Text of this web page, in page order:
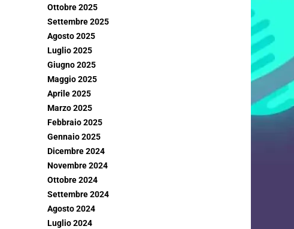
Ottobre 2025
Settembre 2025
Agosto 2025
Luglio 2025
Giugno 2025
Maggio 2025
Aprile 2025
Marzo 2025
Febbraio 2025
Gennaio 2025
Dicembre 2024
Novembre 2024
Ottobre 2024
Settembre 2024
Agosto 2024
Luglio 2024